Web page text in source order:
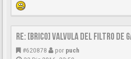
Re: [BRICO] Valvula del filtro de
#620878 por puch